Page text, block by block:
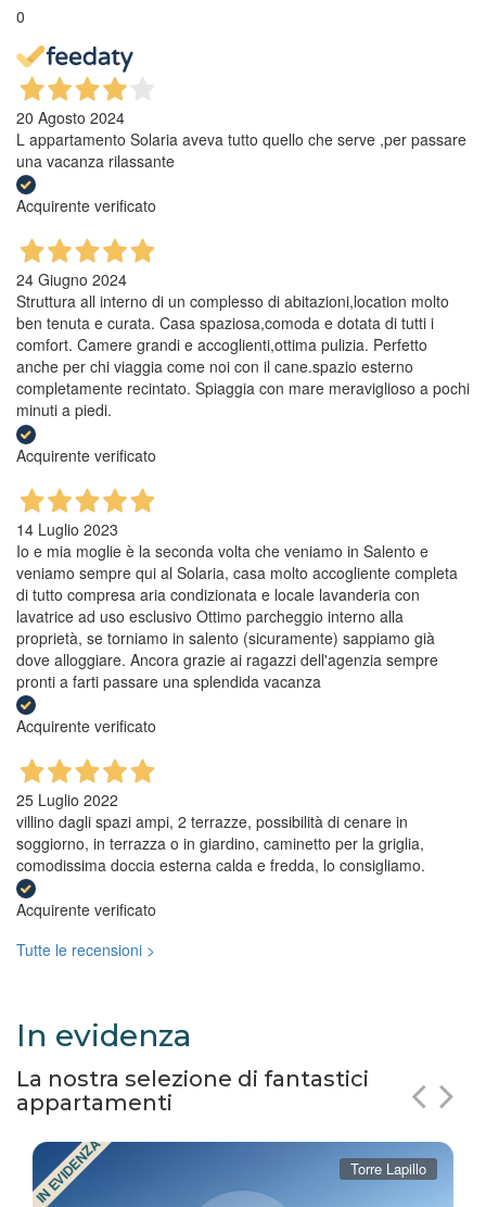
0
20 Agosto 2024
L appartamento Solaria aveva tutto quello che serve ,per passare
una vacanza rilassante
Acquirente verificato
24 Giugno 2024
Struttura all interno di un complesso di abitazioni,location molto
ben tenuta e curata. Casa spaziosa,comoda e dotata di tutti i
comfort. Camere grandi e accoglienti,ottima pulizia. Perfetto
anche per chi viaggia come noi con il cane.spazio esterno
completamente recintato. Spiaggia con mare meraviglioso a pochi
minuti a piedi.
Acquirente verificato
14 Luglio 2023
Io e mia moglie è la seconda volta che veniamo in Salento e
veniamo sempre qui al Solaria, casa molto accogliente completa
di tutto compresa aria condizionata e locale lavanderia con
lavatrice ad uso esclusivo Ottimo parcheggio interno alla
proprietà, se torniamo in salento (sicuramente) sappiamo già
dove alloggiare. Ancora grazie ai ragazzi dell'agenzia sempre
pronti a farti passare una splendida vacanza
Acquirente verificato
25 Luglio 2022
villino dagli spazi ampi, 2 terrazze, possibilità di cenare in
soggiorno, in terrazza o in giardino, caminetto per la griglia,
comodissima doccia esterna calda e fredda, lo consigliamo.
Acquirente verificato
Tutte le recensioni >
In evidenza
La nostra selezione di fantastici
appartamenti
IN EVIDENZA Torre Lapillo